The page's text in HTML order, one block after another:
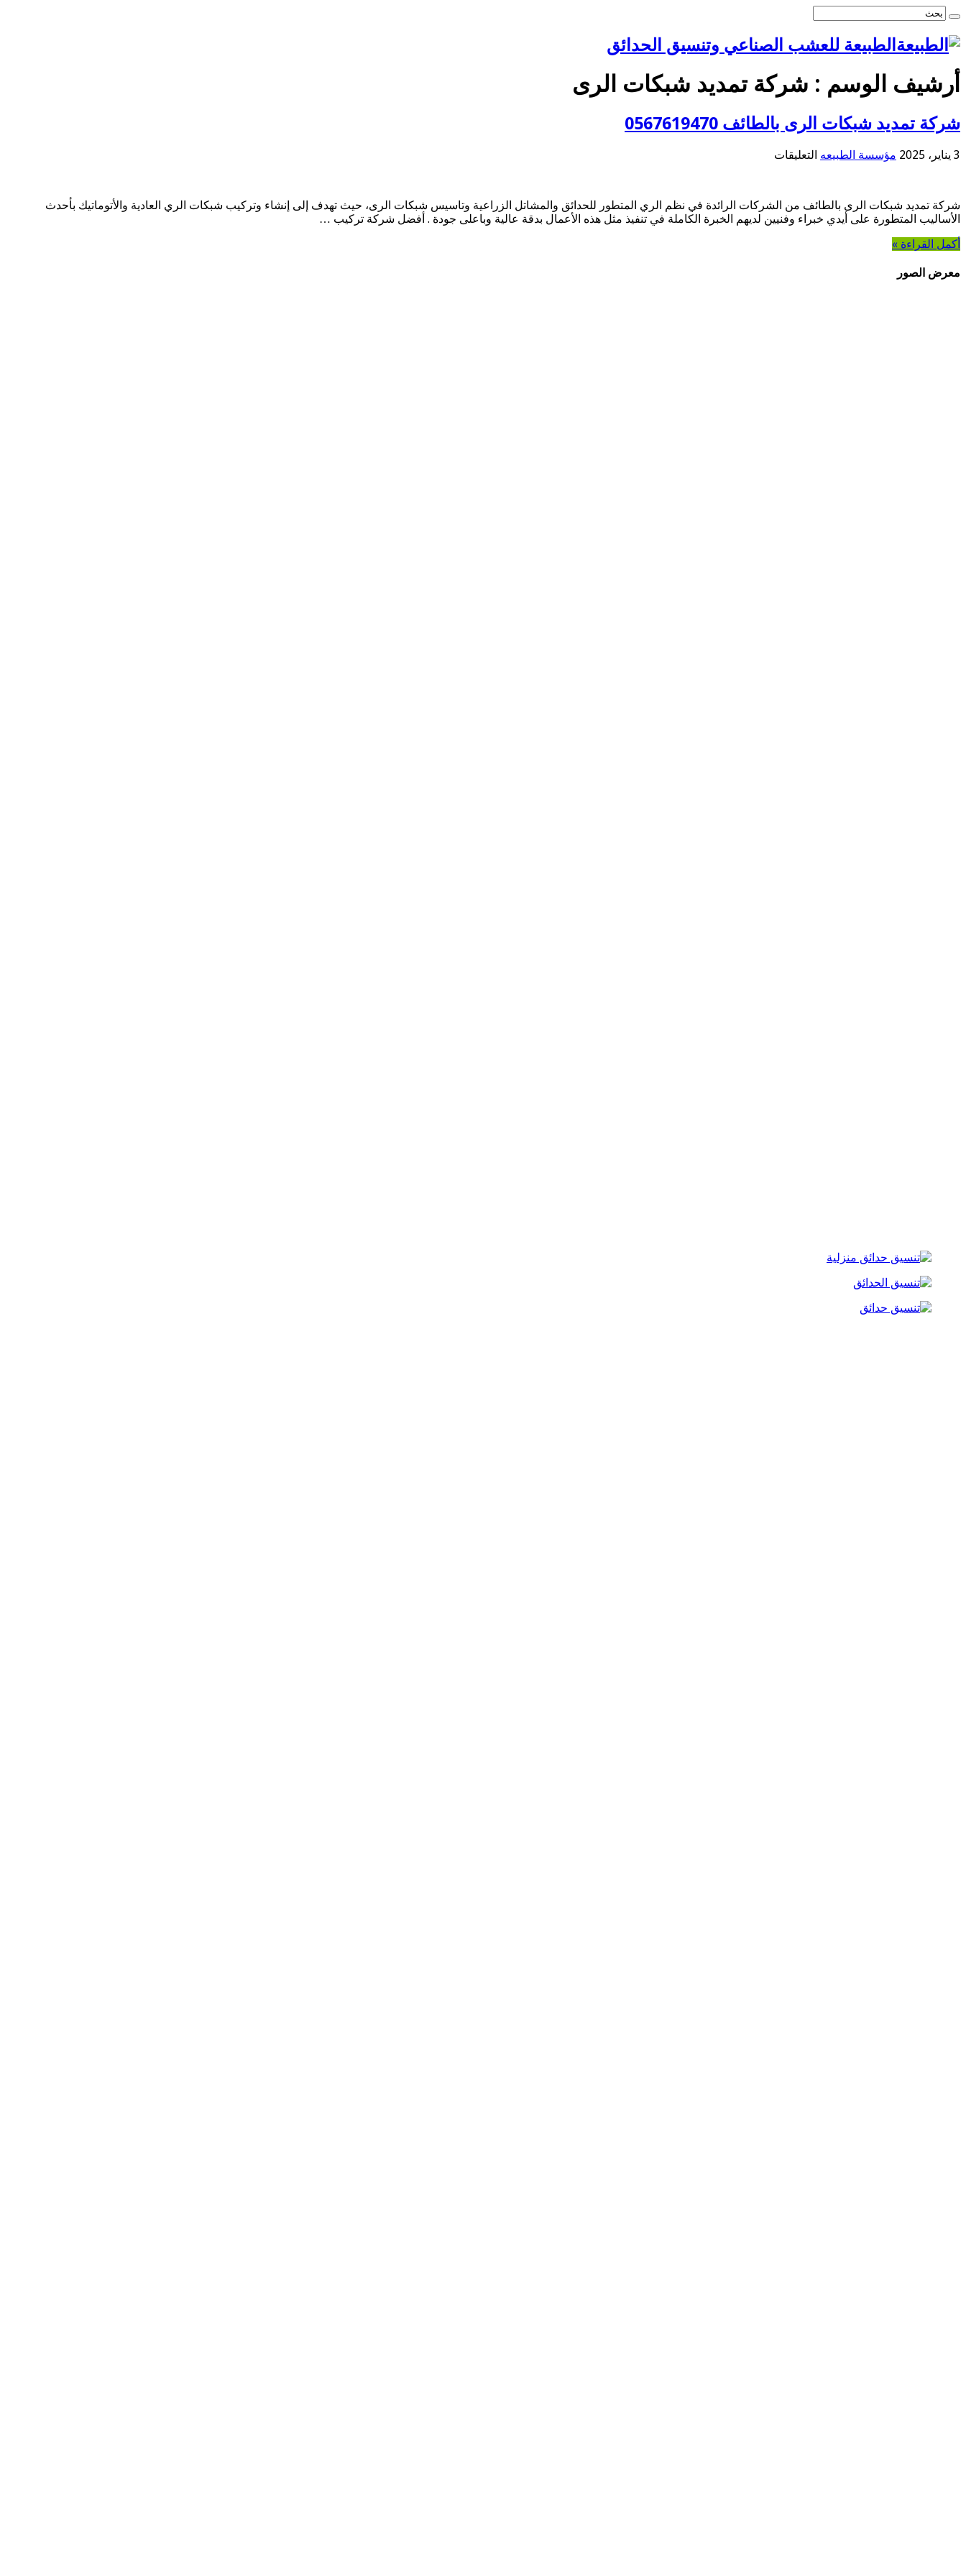
الطبيعة للعشب الصناعي وتنسيق الحدائق
أرشيف الوسم : شركة تمديد شبكات الرى
شركة تمديد شبكات الرى بالطائف 0567619470
3 يناير، 2025 مؤسسة الطبيعه التعليقات
الرى بالطائف
0567619470
شركة تمديد شبكات الرى بالطائف من الشركات الرائدة في نظم الري المتطور للحدائق والمشاتل الزراعية وتاسيس شبكات الرى، حيث تهدف إلى إنشاء وتركيب شبكات الري العادية والأتوماتيك بأحدث
الأساليب المتطورة على أيدي خبراء وفنيين لديهم الخبرة الكاملة في تنفيذ مثل هذه الأعمال بدقة عالية وباعلى جودة . أفضل شركة تركيب …
أكمل القراءة »
معرض الصور